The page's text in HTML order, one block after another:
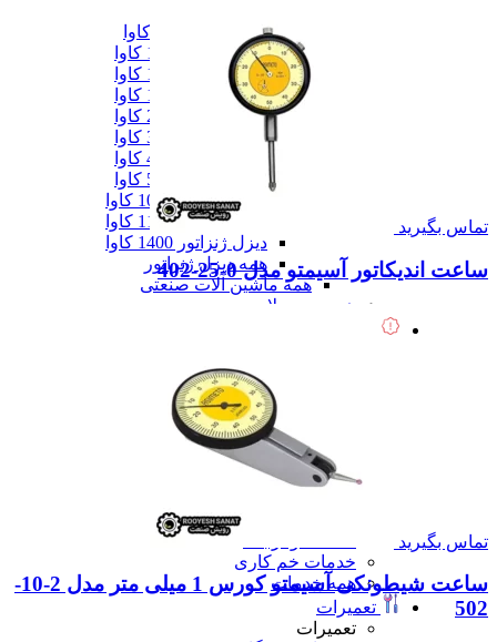
دیزل ژنراتور 62 کاوا
دیزل ژنزاتور 100 کاوا
دیزل ژنراتور 125 کاوا
دیزل ژنراتور 187 کاوا
دیزل ژنزاتور 275 کاوا
دیزل ژنزاتور 300 کاوا
دیزل ژنزاتور 1000 کاوا
دیزل ژنزاتور 1100 کاوا
دیزل ژنزاتور 1400 کاوا
همه دیزل ژنراتور
همه ماشین آلات صنعتی
همه محصولات
خدمات پرینت سه بعدی
خدمات برش لیزر
خدمات تراشکاری
خدمات طراحی قالب
خدمات اسکن 3 بعدی
خدمات فرزکاری
خدمات خم کاری
همه خدمات
تعمیرات
تعمیرات
تماس بگیرید
ساعت اندیکاتور آسیمتو مدل 0-25-402
تماس بگیرید
ساعت شیطونکی آسیمتو کورس 1 میلی متر مدل 2-10-
502